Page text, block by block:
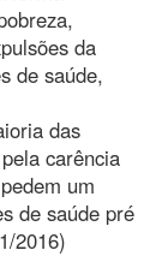
da
de saúde,
das
carência
um
de saúde pré
2016)